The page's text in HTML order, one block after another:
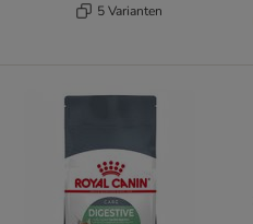
5 Varianten